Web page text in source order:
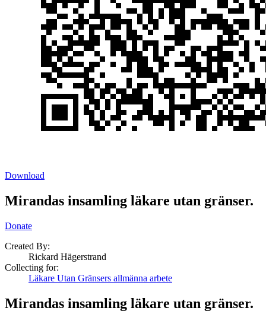
Download
Mirandas insamling läkare utan gränser.
Donate
Created By:
Rickard Hägerstrand
Collecting for:
Läkare Utan Gränsers allmänna arbete
Mirandas insamling läkare utan gränser.